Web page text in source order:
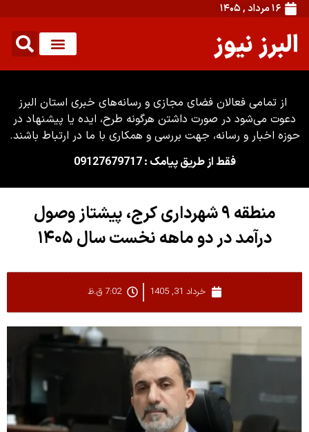
۱۶ مرداد , ۱۴۰۵
البرز نیوز
از تمامی فعالان فضای مجازی و رسانه‌های خبری استان البرز
دعوت می‌شود در صورت داشتن هرگونه طرح، ایده یا پیشنهاد در
حوزه اخبار و رسانه، جهت بررسی و همکاری با ما در ارتباط باشند.
فقط از طریق پیامک : 09127679717
منطقه ۹ شهرداری کرج، پیشتاز وصول
درآمد در دو ماهه نخست سال ۱۴۰۵
خرداد 31, 1405 7:02 ق.ظ